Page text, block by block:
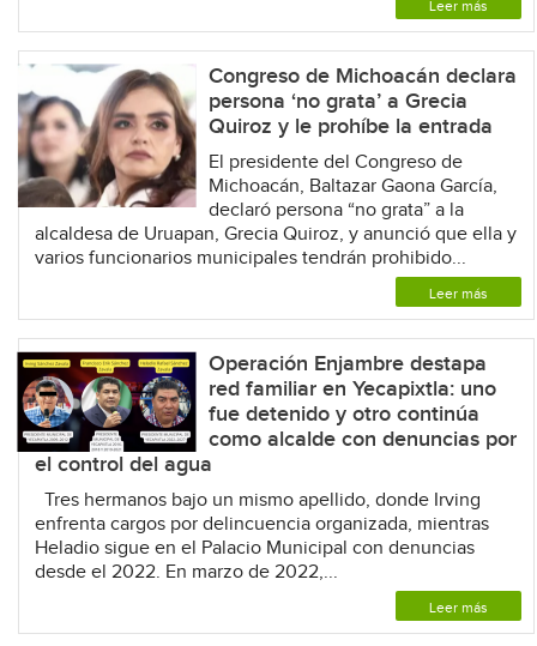
Leer más
Congreso de Michoacán declara
persona ‘no grata’ a Grecia
Quiroz y le prohíbe la entrada
El presidente del Congreso de
Michoacán, Baltazar Gaona García,
declaró persona “no grata” a la
alcaldesa de Uruapan, Grecia Quiroz, y anunció que ella y
varios funcionarios municipales tendrán prohibido...
Leer más
Operación Enjambre destapa
red familiar en Yecapixtla: uno
fue detenido y otro continúa
como alcalde con denuncias por
el control del agua
Tres hermanos bajo un mismo apellido, donde Irving
enfrenta cargos por delincuencia organizada, mientras
Heladio sigue en el Palacio Municipal con denuncias
desde el 2022. En marzo de 2022,...
Leer más